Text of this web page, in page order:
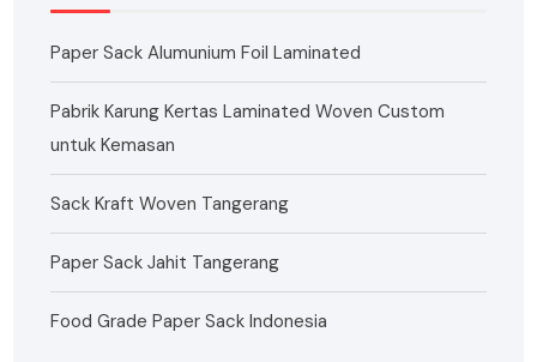
Paper Sack Alumunium Foil Laminated
Pabrik Karung Kertas Laminated Woven Custom
untuk Kemasan
Sack Kraft Woven Tangerang
Paper Sack Jahit Tangerang
Food Grade Paper Sack Indonesia